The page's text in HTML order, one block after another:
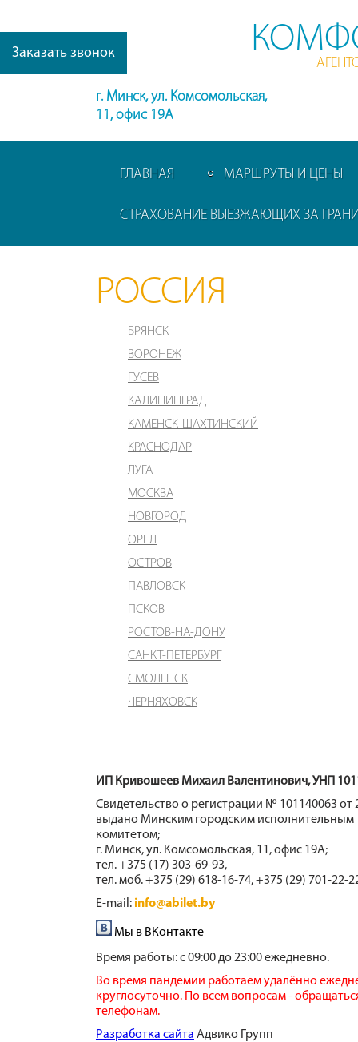
Заказать звонок
г. Минск, ул. Комсомольская,
11, офис 19А
ГЛАВНАЯ МАРШРУТЫ И ЦЕНЫ
СТРАХОВАНИЕ ВЫЕЗЖАЮЩИХ ЗА
РОССИЯ
БРЯНСК
ВОРОНЕЖ
ГУСЕВ
КАЛИНИНГРАД
КАМЕНСК-ШАХТИНСКИЙ
КРАСНОДАР
ЛУГА
МОСКВА
НОВГОРОД
ОРЕЛ
ОСТРОВ
ПАВЛОВСК
ПСКОВ
РОСТОВ-НА-ДОНУ
САНКТ-ПЕТЕРБУРГ
СМОЛЕНСК
ЧЕРНЯХОВСК
ИП Кривошеев Михаил Валентинович, УНП
Свидетельство о регистрации № 101140063 от
выдано Минским городским исполнительным
комитетом;
г. Минск, ул. Комсомольская, 11, офис 19А;
тел. +375 (17) 303-69-93,
тел. моб. +375 (29) 618-16-74, +375 (29) 701-22-
E-mail: info@abilet.by
Мы в ВКонтакте
Время работы:с 09:00 до 23:00 ежедневно.
Во время пандемии работаем удалённо
круглосуточно. По всем вопросам -
телефонам.
​Разработка сайта ​ Адвико Групп